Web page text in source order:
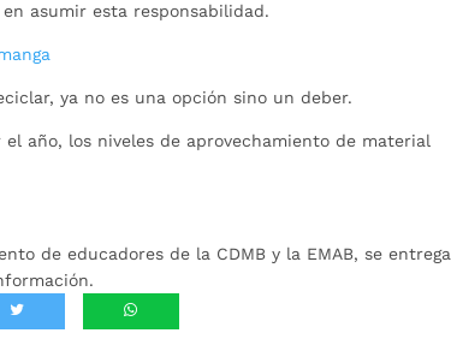
asumir esta responsabilidad.
ya no es una opción sino un deber.
año, los niveles de aprovechamiento de material
de educadores de la CDMB y la EMAB, se